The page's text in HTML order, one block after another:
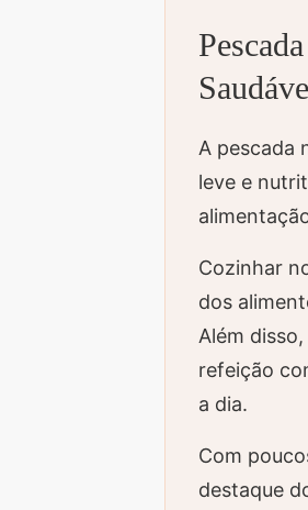
A pescada
leve e
Cozinhar
dos
Além
refeição
a dia.
Com
destaque